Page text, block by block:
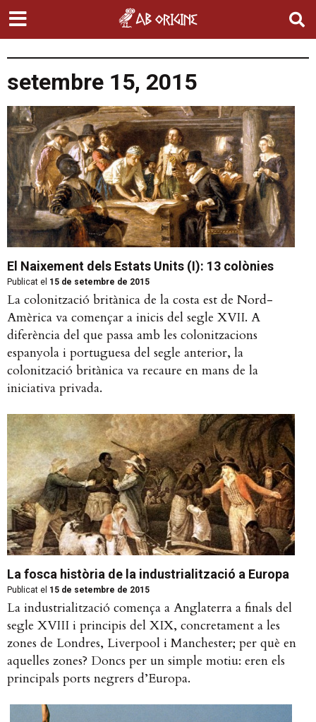
setembre 15, 2015
El Naixement dels Estats Units (I): 13 colònies
Publicat el 15 de setembre de 2015
La colonització britànica de la costa est de Nord-
Amèrica va començar a inicis del segle XVII. A
diferència del que passa amb les colonitzacions
espanyola i portuguesa del segle anterior, la
colonització britànica va recaure en mans de la
iniciativa privada.
La fosca història de la industrialització a Europa
Publicat el 15 de setembre de 2015
La industrialització comença a Anglaterra a finals del
segle XVIII i principis del XIX, concretament a les
zones de Londres, Liverpool i Manchester; per què en
aquelles zones? Doncs per un simple motiu: eren els
principals ports negrers d’Europa.